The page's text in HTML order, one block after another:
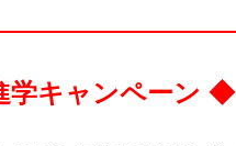
学キャンペーン ◆